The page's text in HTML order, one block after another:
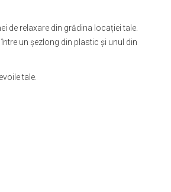
de relaxare din grădina locației tale.
un șezlong din plastic și unul din
tale.